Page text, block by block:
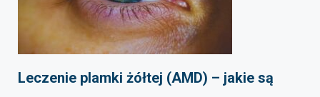
Leczenie plamki żółtej (AMD) – jakie są